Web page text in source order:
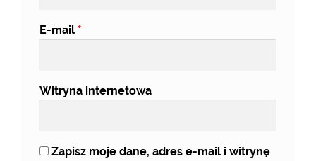
E-mail *
Witryna internetowa
Zapisz moje dane, adres e-mail i witrynę